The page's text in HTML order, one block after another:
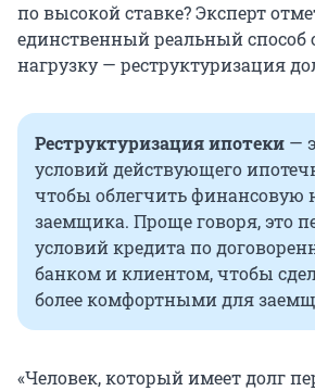
по высокой ставке? Эксперт
единственный реальный способ
нагрузку — реструктуризация
Реструктуризация ипотеки —
условий действующего
чтобы облегчить финансовую
заемщика. Проще говоря, это
условий кредита по
банком и клиентом, чтобы
более комфортными для
«Человек, который имеет долг